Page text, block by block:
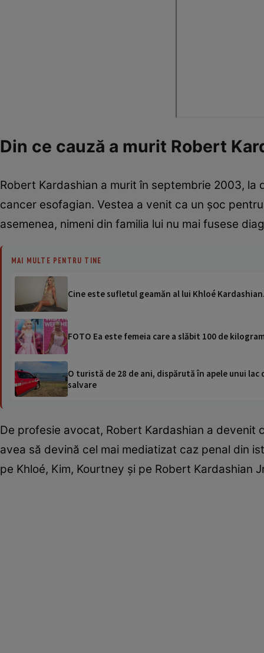
Din ce cauză a murit Robert
Robert Kardashian a murit în septembrie 2003,
cancer esofagian. Vestea a venit ca un șoc
asemenea, nimeni din familia lui nu mai fusese
MAI MULTE PENTRU TINE
Cine este sufletul geamăn al lui Khloé
FOTO Ea este femeia care a slăbit 100 de
O turistă de 28 de ani, dispărută în apele unui
salvare
De profesie avocat, Robert Kardashian a devenit
avea să devină cel mai mediatizat caz penal din
pe Khloé, Kim, Kourtney și pe Robert Kardashian